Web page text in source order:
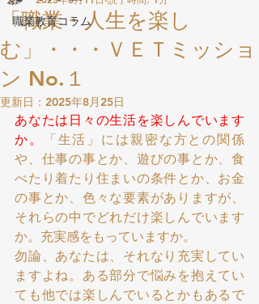
職業教育コラム
「職業・人生を楽し
む」・・・ＶＥＴミッショ
ン No.１
更新日： 2025年8月25日
あなたは日々の生活を楽しんでいます
か。
「生活」には親密な方との関係
や、仕事の事とか、遊びの事とか、食
べたり着たり住まいの条件とか、お金
の事とか、色々な要素がありますが、
それらの中でどれだけ楽しんでいます
か。充実感をもっていますか。
勿論、あなたは、それなり充実してい
ますよね。ある部分で悩みを抱えてい
ても他では楽しんでいるとかもあるで